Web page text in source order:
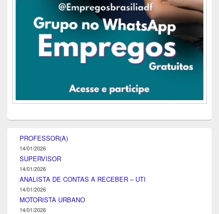
PROFESSOR(A)
14/01/2026
SUPERVISOR
14/01/2026
ANALISTA DE CONTAS A RECEBER – UTI
14/01/2026
MOTORISTA URBANO
14/01/2026